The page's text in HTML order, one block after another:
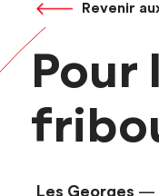
Revenir
Les Georges —